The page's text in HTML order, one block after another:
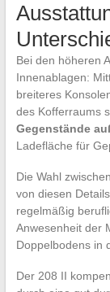
Bei den höheren
Innenablagen:
breiteres
des Kofferraums
Gegenstände
Ladefläche für
Die Wahl
von diesen
regelmäßig
Anwesenheit der
Doppelbodens in
Der 208 II